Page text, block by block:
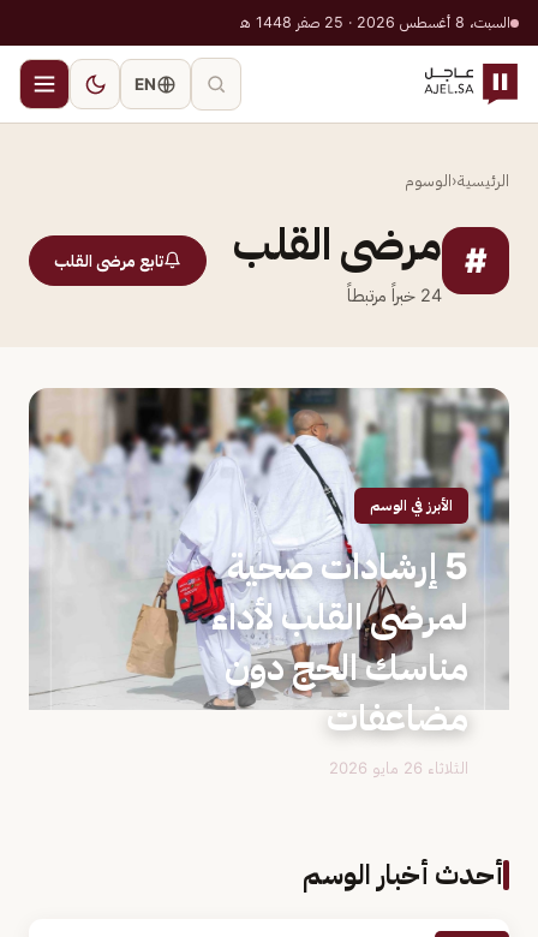
السبت، 8 أغسطس 2026 · 25 صفر 1448 هـ
EN
الرئيسية‹الوسوم
# مرضى القلب
24 خبراً مرتبطاً
تابع مرضى القلب
الأبرز في الوسم
5 إرشادات صحية
لمرضى القلب لأداء
مناسك الحج دون
مضاعفات
الثلاثاء 26 مايو 2026
أحدث أخبار الوسم